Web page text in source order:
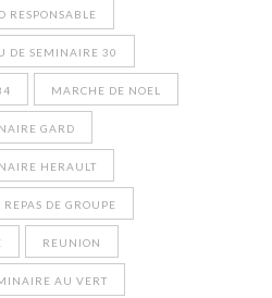
RESPONSABLE
DE SEMINAIRE 30
MARCHE DE NOEL
GARD
HERAULT
REPAS DE GROUPE
REUNION
AU VERT